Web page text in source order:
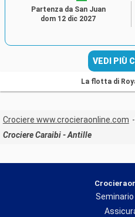
Partenza da San Juan
dom 12 dic 2027
VEDI PIÙ
La flotta di
Crociere www.crocieraonline.com
Crociere Caraibi - Antille